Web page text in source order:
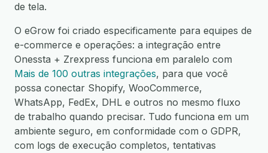
de tela.
O eGrow foi criado especificamente para equipes de
e-commerce e operações: a integração entre
Onessta + Zrexpress funciona em paralelo com
Mais de 100 outras integrações, para que você
possa conectar Shopify, WooCommerce,
WhatsApp, FedEx, DHL e outros no mesmo fluxo
de trabalho quando precisar. Tudo funciona em um
ambiente seguro, em conformidade com o GDPR,
com logs de execução completos, tentativas